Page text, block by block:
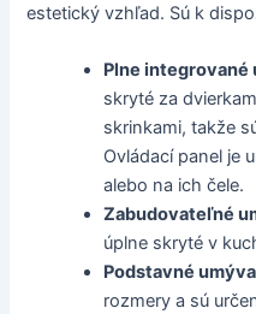
estetický vzhľad. Sú k
Plne integrované
skryté za
skrinkami, takže
Ovládací panel je
alebo na ich čele.
Zabudovateľné
úplne skryté v
Podstavné
rozmery a sú